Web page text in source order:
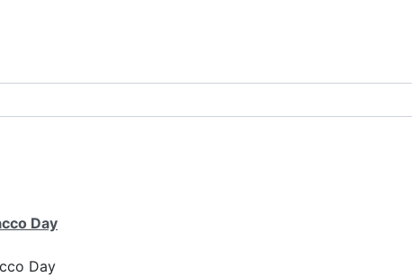
Day
Day